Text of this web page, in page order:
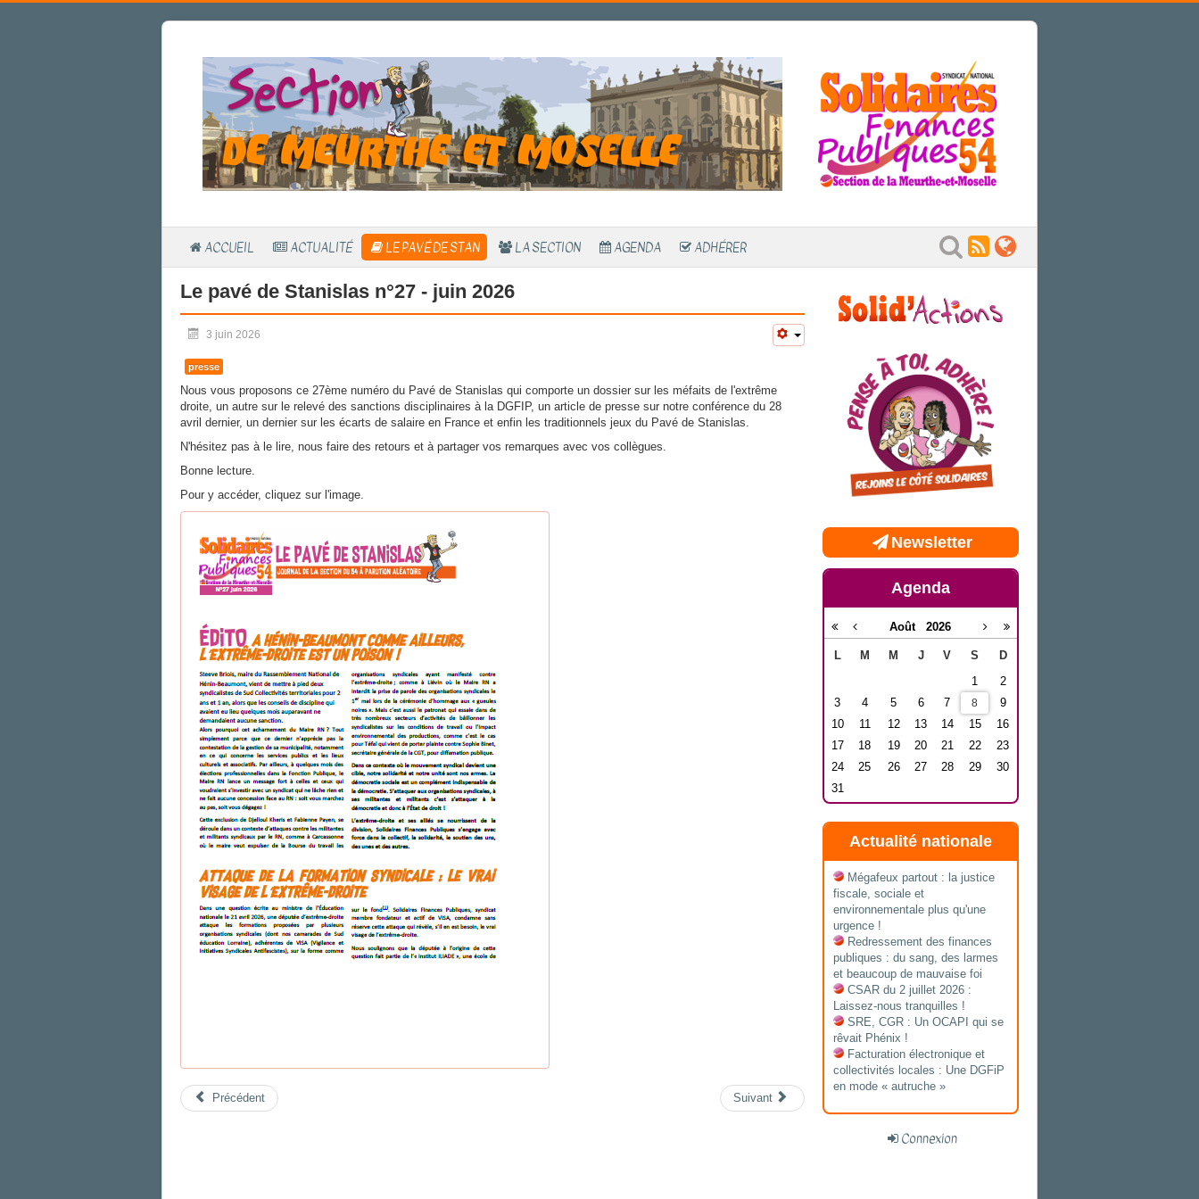
ACCUEIL ACTUALITÉ LE PAVÉ DE STAN LA SECTION AGENDA ADHÉRER
Le pavé de Stanislas n°27 - juin 2026
3 juin 2026
presse
Nous vous proposons ce 27ème numéro du Pavé de Stanislas qui comporte un dossier sur les méfaits de l'extrême
droite, un autre sur le relevé des sanctions disciplinaires à la DGFIP, un article de presse sur notre conférence du 28
avril dernier, un dernier sur les écarts de salaire en France et enfin les traditionnels jeux du Pavé de Stanislas.
N'hésitez pas à le lire, nous faire des retours et à partager vos remarques avec vos collègues.
Bonne lecture.
Pour y accéder, cliquez sur l'image.
Précédent Suivant
Newsletter
Agenda
Août 2026
L M M J V S
D
1
2
3
4 5 6 7 8
9
10
11 12 13 14 15
16
17
18 19 20 21 22
23
24
25 26 27 28 29
30
31
Actualité nationale
Mégafeux partout : la justice
fiscale, sociale et
environnementale plus qu'une
urgence !
Redressement des finances
publiques : du sang, des larmes
et beaucoup de mauvaise foi
CSAR du 2 juillet 2026 :
Laissez-nous tranquilles !
SRE, CGR : Un OCAPI qui se
rêvait Phénix !
Facturation électronique et
collectivités locales : Une DGFiP
en mode « autruche »
Connexion